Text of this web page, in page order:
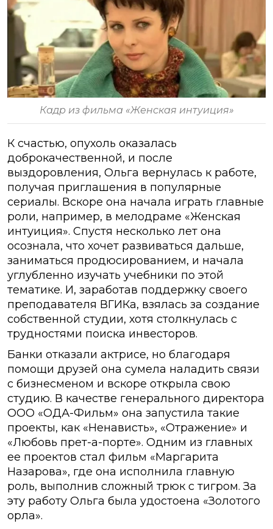
Кадр из фильма «Женская интуиция»
К счастью, опухоль оказалась
доброкачественной, и после
выздоровления, Ольга вернулась к работе,
получая приглашения в популярные
сериалы. Вскоре она начала играть главные
роли, например, в мелодраме «Женская
интуиция». Спустя несколько лет она
осознала, что хочет развиваться дальше,
заниматься продюсированием, и начала
углубленно изучать учебники по этой
тематике. И, заработав поддержку своего
преподавателя ВГИКа, взялась за создание
собственной студии, хотя столкнулась с
трудностями поиска инвесторов.
Банки отказали актрисе, но благодаря
помощи друзей она сумела наладить связи
с бизнесменом и вскоре открыла свою
студию. В качестве генерального директора
ООО «ОДА-Фильм» она запустила такие
проекты, как «Ненависть», «Отражение» и
«Любовь прет-а-порте». Одним из главных
ее проектов стал фильм «Маргарита
Назарова», где она исполнила главную
роль, выполнив сложный трюк с тигром. За
эту работу Ольга была удостоена «Золотого
орла».